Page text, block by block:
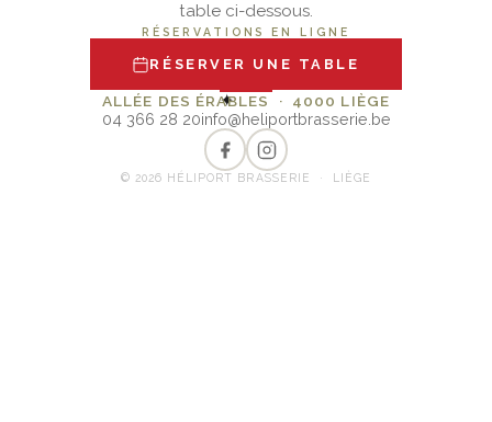
table ci-dessous.
RÉSERVATIONS EN LIGNE
RÉSERVER UNE TABLE
✦
ALLÉE DES ÉRABLES · 4000 LIÈGE
04 366 28 20info@heliportbrasserie.be
© 2026 HÉLIPORT BRASSERIE · LIÈGE